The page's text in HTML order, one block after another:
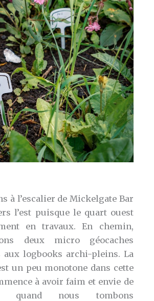
à l’escalier de Mickelgate Bar
l’est puisque le quart ouest
en travaux. En chemin,
deux micro géocaches
aux logbooks archi-pleins. La
un peu monotone dans cette
à avoir faim et envie de
nous tombons